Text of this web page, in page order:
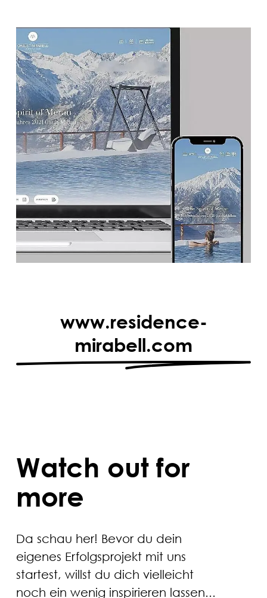
www.residence-
mirabell.com
Watch out for
more
Da schau her! Bevor du dein
eigenes Erfolgsprojekt mit uns
startest, willst du dich vielleicht
noch ein wenig inspirieren lassen...